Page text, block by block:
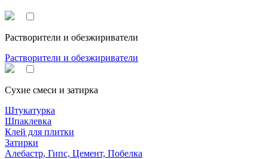
Растворители и обезжириватели
Растворители и обезжириватели
Сухие смеси и затирка
Штукатурка
Шпаклевка
Клей для плитки
Затирки
Алебастр, Гипс, Цемент, Побелка